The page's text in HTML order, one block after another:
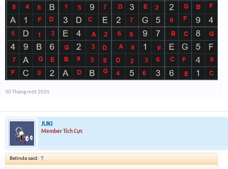
30 Tháng một 2025
JUKI
Member Tích Cực
Belinda said: ↑